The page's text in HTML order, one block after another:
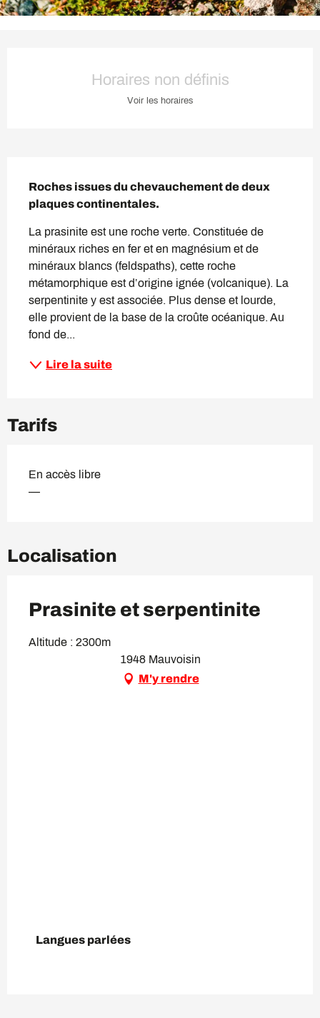
Horaires non définis
Voir les horaires
Roches issues du chevauchement de deux
plaques continentales.
La prasinite est une roche verte. Constituée de
minéraux riches en fer et en magnésium et de
minéraux blancs (feldspaths), cette roche
métamorphique est d’origine ignée (volcanique). La
serpentinite y est associée. Plus dense et lourde,
elle provient de la base de la croûte océanique. Au
fond de...
Lire la suite
Tarifs
En accès libre
—
Localisation
Prasinite et serpentinite
Altitude : 2300m
1948 Mauvoisin
M'y rendre
Langues parlées
Langues parlées